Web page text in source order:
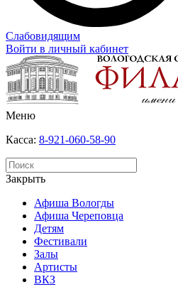
Слабовидящим
Войти в личный кабинет
Меню
Касса: 8-921-060-58-90
Закрыть
Афиша Вологды
Афиша Череповца
Детям
Фестивали
Залы
Артисты
ВКЗ